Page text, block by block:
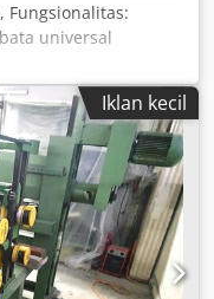
, Fungsionalitas:
universal
Djdpfoyk Rw Hox
AM400 dengan
- Pemotong multi-
sisi, pemotong slug,
pengumpan lath,
mm; - Pemotong
slug dan
Pemotong multi-
1180 mm; - Pemotong
Iklan kecil